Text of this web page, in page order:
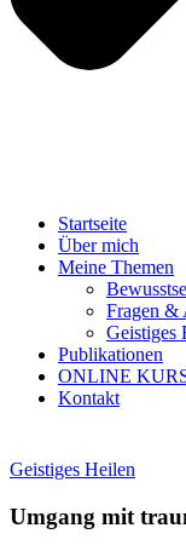
Startseite
Über mich
Meine Themen
Fragen &
Geistiges
Publikationen
ONLINE
Kontakt
Geistiges Heilen
Umgang mit